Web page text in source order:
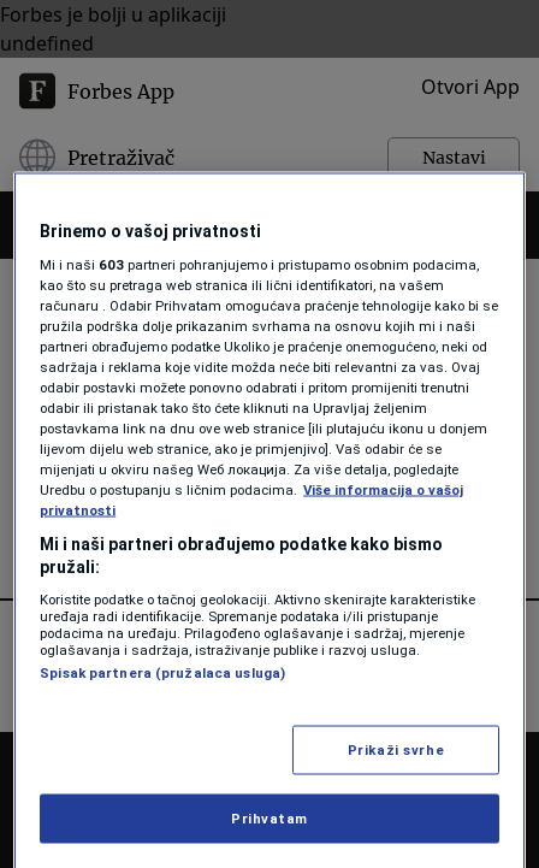
Forbes je bolji u aplikaciji
undefined
Forbes App Otvori App
Pretraživač Nastavi
SATYA NADELLA
BIZNIS
Sam Altman vodit će Microsoftov
novi tim za istraživanje umjetne
inteligencije
NASLOVNA
EKONOMIJA
Brinemo o vašoj privatnosti
Mi i naši 603 partneri pohranjujemo i pristupamo osobnim podacima,
kao što su pretraga web stranica ili lični identifikatori, na vašem
računaru . Odabir Prihvatam omogućava praćenje tehnologije kako bi se
pružila podrška dolje prikazanim svrhama na osnovu kojih mi i naši
partneri obrađujemo podatke Ukoliko je praćenje onemogućeno, neki od
sadržaja i reklama koje vidite možda neće biti relevantni za vas. Ovaj
odabir postavki možete ponovno odabrati i pritom promijeniti trenutni
odabir ili pristanak tako što ćete kliknuti na Upravljaj željenim
postavkama link na dnu ove web stranice [ili plutajuću ikonu u donjem
lijevom dijelu web stranice, ako je primjenjivo]. Vaš odabir će se
mijenjati u okviru našeg Wеб локација. Za više detalja, pogledajte
Uredbu o postupanju s ličnim podacima.
Više informacija o vašoj
privatnosti
Mi i naši partneri obrađujemo podatke kako bismo
pružali:
Koristite podatke o tačnoj geolokaciji. Aktivno skenirajte karakteristike
uređaja radi identifikacije. Spremanje podataka i/ili pristupanje
podacima na uređaju. Prilagođeno oglašavanje i sadržaj, mjerenje
oglašavanja i sadržaja, istraživanje publike i razvoj usluga.
Spisak partnera (pružalaca usluga)
Prikaži svrhe
Prihvatam